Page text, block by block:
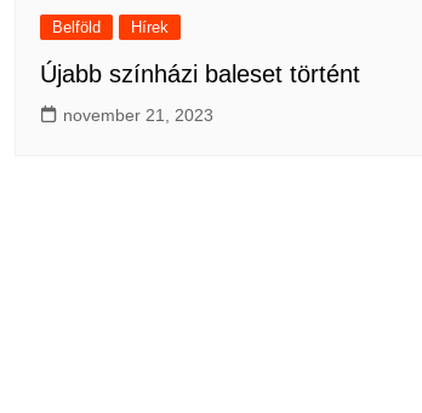
Belföld Hírek
Újabb színházi baleset történt
november 21, 2023